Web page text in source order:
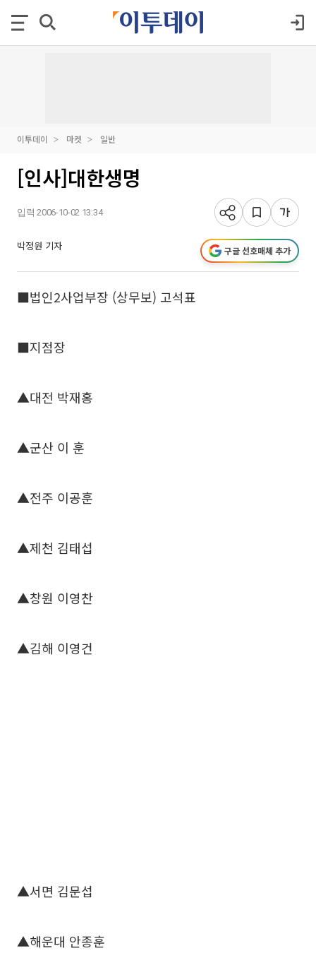
이투데이 마켓 일반
[인사]대한생명
입력 2006-10-02 13:34
박정원 기자 구글 선호매체 추가
■법인2사업부장 (상무보) 고석표
■지점장
▲대전 박재홍
▲군산 이 훈
▲전주 이공훈
▲제천 김태섭
▲창원 이영찬
▲김해 이영건
▲서면 김문섭
▲해운대 안종훈